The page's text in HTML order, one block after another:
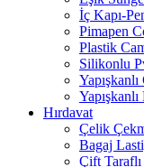
İç Kapı-
Pimapen
Plastik
Silikonlu
Hırdavat
Çelik
Bagaj
Çift